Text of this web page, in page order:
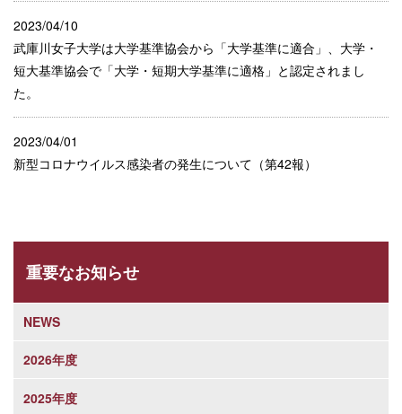
2023/04/10
武庫川女子大学は大学基準協会から「大学基準に適合」、大学・
短大基準協会で「大学・短期大学基準に適格」と認定されまし
た。
2023/04/01
新型コロナウイルス感染者の発生について（第42報）
重要なお知らせ
NEWS
2026年度
2025年度